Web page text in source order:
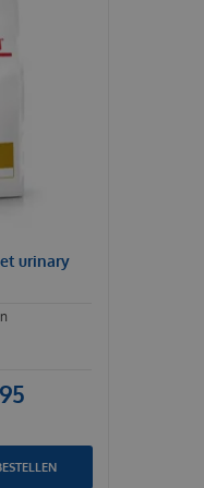
urinary
95